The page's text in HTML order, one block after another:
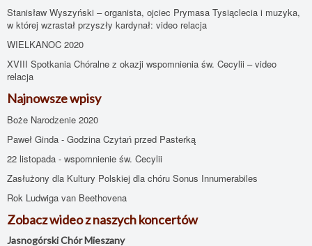
Stanisław Wyszyński – organista, ojciec Prymasa Tysiąclecia i muzyka,
w której wzrastał przyszły kardynał: video relacja
WIELKANOC 2020
XVIII Spotkania Chóralne z okazji wspomnienia św. Cecylii – video
relacja
Najnowsze wpisy
Boże Narodzenie 2020
Paweł Ginda - Godzina Czytań przed Pasterką
22 listopada - wspomnienie św. Cecylii
Zasłużony dla Kultury Polskiej dla chóru Sonus Innumerabiles
Rok Ludwiga van Beethovena
Zobacz wideo z naszych koncertów
Jasnogórski Chór Mieszany